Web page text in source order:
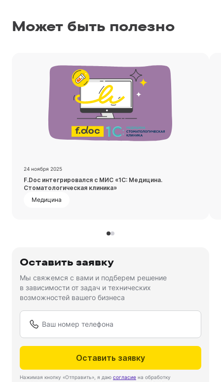
Может быть полезно
24 ноября 2025
F.Doc интегрировался с МИС «1С: Медицина.
Стоматологическая клиника»
Медицина
Посмотреть запись
Оставить заявку
Мы свяжемся с вами и подберем решение
в зависимости от задач и технических
возможностей вашего бизнеса
Оставить заявку
Нажимая кнопку «Отправить», я даю согласие на обработку